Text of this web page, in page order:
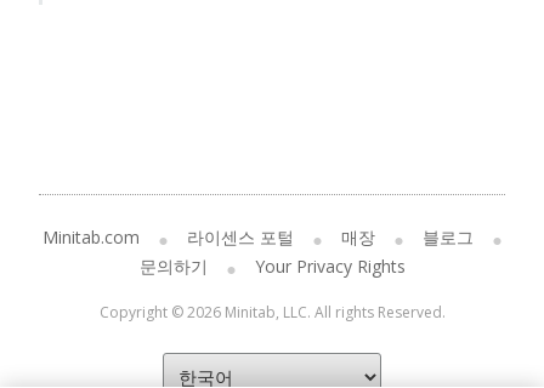
Minitab.com 라이센스 포털 매장
블로그
문의하기
Your Privacy Rights
Copyright © 2026 Minitab, LLC. All rights Reserved.